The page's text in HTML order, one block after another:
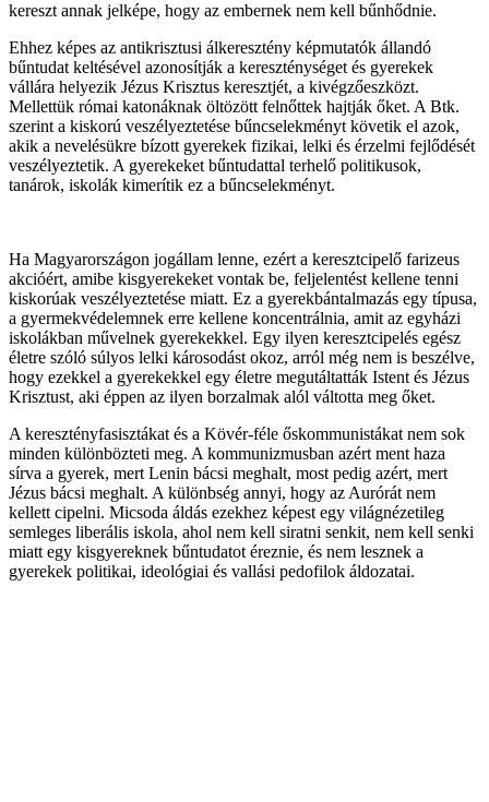
kereszt annak jelképe, hogy az embernek nem kell bűnhődnie.
Ehhez képes az antikrisztusi álkeresztény képmutatók állandó
bűntudat keltésével azonosítják a kereszténységet és gyerekek
vállára helyezik Jézus Krisztus keresztjét, a kivégzőeszközt.
Mellettük római katonáknak öltözött felnőttek hajtják őket. A Btk.
szerint a kiskorú veszélyeztetése bűncselekményt követik el azok,
akik a nevelésükre bízott gyerekek fizikai, lelki és érzelmi fejlődését
veszélyeztetik. A gyerekeket bűntudattal terhelő politikusok,
tanárok, iskolák kimerítik ez a bűncselekményt.
Ha Magyarországon jogállam lenne, ezért a keresztcipelő farizeus
akcióért, amibe kisgyerekeket vontak be, feljelentést kellene tenni
kiskorúak veszélyeztetése miatt. Ez a gyerekbántalmazás egy típusa,
a gyermekvédelemnek erre kellene koncentrálnia, amit az egyházi
iskolákban művelnek gyerekekkel. Egy ilyen keresztcipelés egész
életre szóló súlyos lelki károsodást okoz, arról még nem is beszélve,
hogy ezekkel a gyerekekkel egy életre megutáltatták Istent és Jézus
Krisztust, aki éppen az ilyen borzalmak alól váltotta meg őket.
A keresztényfasisztákat és a Kövér-féle őskommunistákat nem sok
minden különbözteti meg. A kommunizmusban azért ment haza
sírva a gyerek, mert Lenin bácsi meghalt, most pedig azért, mert
Jézus bácsi meghalt. A különbség annyi, hogy az Aurórát nem
kellett cipelni. Micsoda áldás ezekhez képest egy világnézetileg
semleges liberális iskola, ahol nem kell siratni senkit, nem kell senki
miatt egy kisgyereknek bűntudatot éreznie, és nem lesznek a
gyerekek politikai, ideológiai és vallási pedofilok áldozatai.